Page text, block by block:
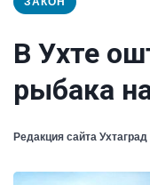
В Ухте
рыбака
Редакция сайта Ухтаград